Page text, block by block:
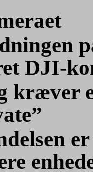
DJI-
kræver